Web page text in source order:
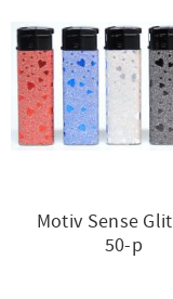
Motiv Sense
50-p